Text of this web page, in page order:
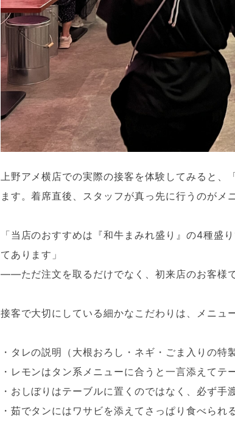
上野アメ横店での実際の接客を体験してみると
ます。着席直後、スタッフが真っ先に行うのがメ
「当店のおすすめは『和牛まみれ盛り』の4種盛
てあります」
——ただ注文を取るだけでなく、初来店のお客様
接客で大切にしている細かなこだわりは、メニュ
・タレの説明（大根おろし・ネギ・ごま入りの特
・レモンはタン系メニューに合うと一言添えてテ
・おしぼりはテーブルに置くのではなく、必ず手
・茹でタンにはワサビを添えてさっぱり食べられ